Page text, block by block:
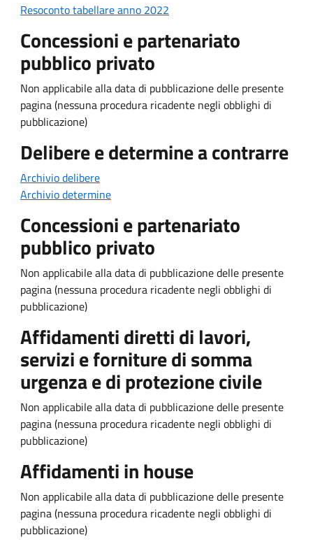
Resoconto tabellare anno 2022
Concessioni e partenariato
pubblico privato
Non applicabile alla data di pubblicazione delle presente
pagina (nessuna procedura ricadente negli obblighi di
pubblicazione)
Delibere e determine a contrarre
Archivio delibere
Archivio determine
Concessioni e partenariato
pubblico privato
Non applicabile alla data di pubblicazione delle presente
pagina (nessuna procedura ricadente negli obblighi di
pubblicazione)
Affidamenti diretti di lavori,
servizi e forniture di somma
urgenza e di protezione civile
Non applicabile alla data di pubblicazione delle presente
pagina (nessuna procedura ricadente negli obblighi di
pubblicazione)
Affidamenti in house
Non applicabile alla data di pubblicazione delle presente
pagina (nessuna procedura ricadente negli obblighi di
pubblicazione)